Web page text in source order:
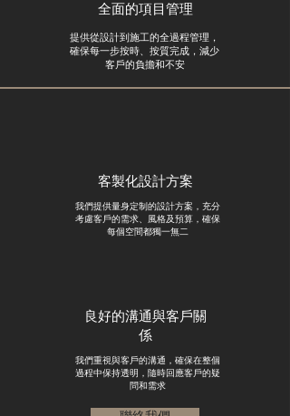
全面的項目管理
提供從設計到施工的全過程管理，
確保每一步按時、按質完成，減少
客戶的負擔和不安
客製化設計方案
我們提供量身定制的設計方案，充分
考慮客戶的需求、風格及預算，確保
每個空間都獨一無二
良好的溝通與客戶關
係
我們重視與客戶的溝通，確保在整個
過程中保持透明，隨時回應客戶的疑
問和需求